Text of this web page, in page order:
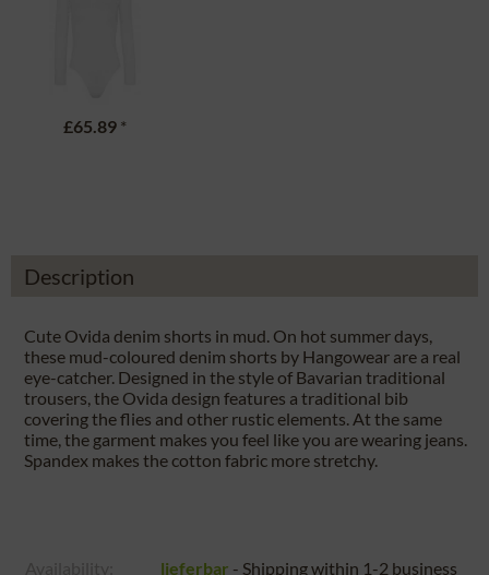
£65.89 *
Description
Cute Ovida denim shorts in mud. On hot summer days,
these mud-coloured denim shorts by Hangowear are a real
eye-catcher. Designed in the style of Bavarian traditional
trousers, the Ovida design features a traditional bib
covering the flies and other rustic elements. At the same
time, the garment makes you feel like you are wearing jeans.
Spandex makes the cotton fabric more stretchy.
lieferbar - Shipping within 1-2 business